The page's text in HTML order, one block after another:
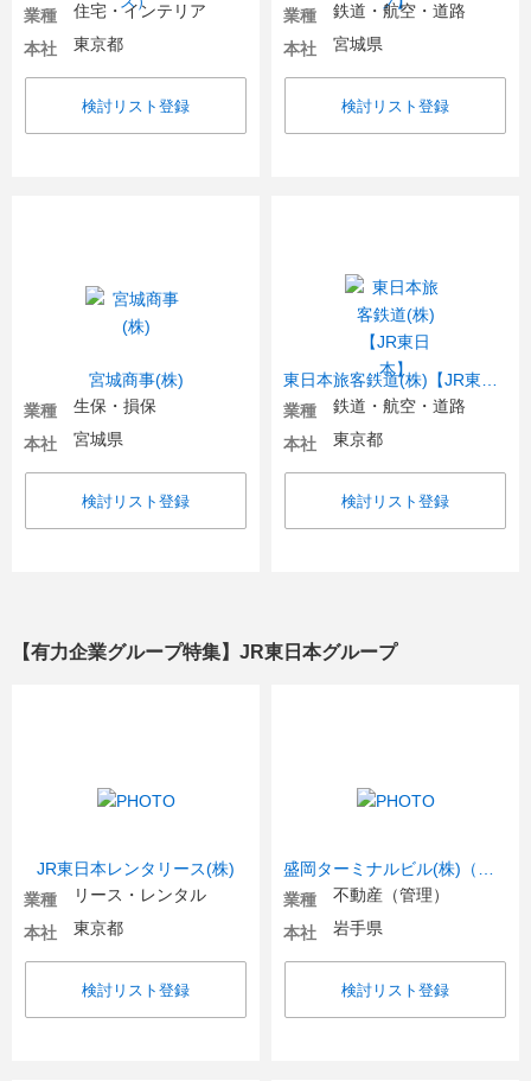
業種
住宅・インテリア
本社
東京都
検討リスト登録
業種
鉄道・航空・道路
本社
宮城県
検討リスト登録
宮城商事(株)
業種
生保・損保
本社
宮城県
検討リスト登録
業種
鉄道・航空・道路
本社
東京都
検討リスト登録
【有力企業グループ特集】JR東日本グループ
JR東日本レンタリース(株)
業種
リース・レンタル
本社
東京都
検討リスト登録
業種
不動産（管理）
本社
岩手県
検討リスト登録